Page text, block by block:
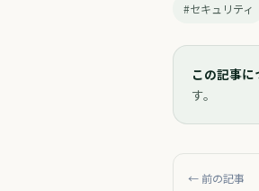
#セキュリティ
この記事に
す。
← 前の記事